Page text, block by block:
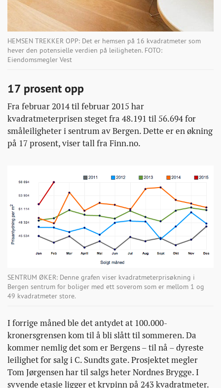
HEMSEN TREKKER OPP: Det er hemsen på 16 kvadratmeter som
hever den potensielle verdien på leiligheten. FOTO:
Eiendomsmegler Vest
17 prosent opp
Fra februar 2014 til februar 2015 har
kvadratmeterprisen steget fra 48.191 til 56.694 for
småleiligheter i sentrum av Bergen. Dette er en økning
på 17 prosent, viser tall fra Finn.no.
SENTRUM ØKER: Denne grafen viser kvadratmeterprisøkning i
Bergen sentrum for boliger med ett soverom som er mellom 1 og
49 kvadratmeter store.
I forrige måned ble det antydet at 100.000-
kronersgrensen kom til å bli slått til sommeren. Da
kommer nemlig det som er Bergens – til nå – dyreste
leilighet for salg i C. Sundts gate. Prosjektet megler
Tom Jørgensen har til salgs heter Nordnes Brygge. I
syvende etasje ligger et krypinn på 243 kvadratmeter.